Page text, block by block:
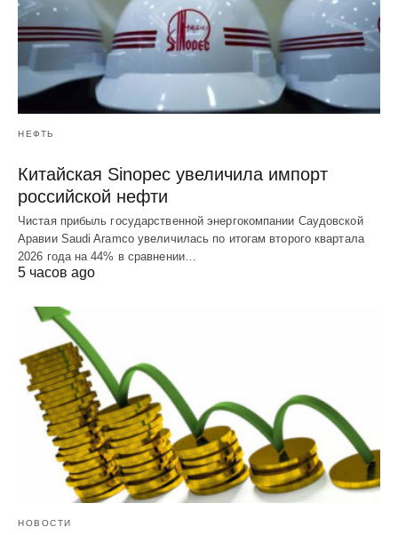
НЕФТЬ
Китайская Sinopec увеличила импорт
российской нефти
Чистая прибыль государственной энергокомпании Саудовской
Аравии Saudi Aramco увеличилась по итогам второго квартала
2026 года на 44% в сравнении…
5 часов ago
НОВОСТИ